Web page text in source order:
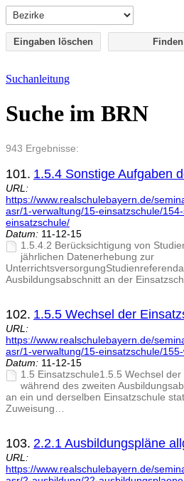
Eingaben löschen
Suchanleitung
Suche im BRN
943 Ergebnisse:
101. 1.5.4 Sonstige Aufgaben
URL:
https://www.realschulebayern.de/
asr/1-verwaltung/15-einsatzschule/
einsatzschule/
Datum: 11-12-15
1.5.4.2 Berücksichtigung von
jährlichen Datenerhebung zur
Ausbildungsabschnitt an der
102. 1.5.5 Wechsel der
URL:
https://www.realschulebayern.de/
asr/1-verwaltung/15-einsatzschule/
Datum: 11-12-15
1.5 Einsatzschule1.5.5 Wechsel
während des zweiten
an ein und derselben Einsatzschule
Zuweisung…
103. 2.2.1 Ausbildungspläne
URL:
https://www.realschulebayern.de/